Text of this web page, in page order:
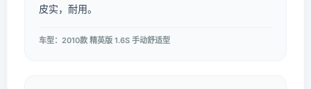
皮实，耐用。
车型：2010款 精英版 1.6S 手动舒适型